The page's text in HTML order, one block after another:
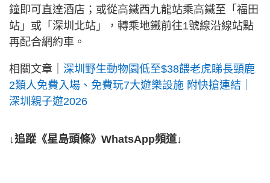
鐘即可直達酒店；或從高鐵西九龍站乘高鐵至「福田
站」或「深圳北站」，轉乘地鐵前往1號線沿線站點
再配合網約車。
相關文章｜ 深圳野生動物園低至$38餵老虎睇長頸鹿
2類人免費入場、免費玩7大遊樂設施 附快搶連結｜
深圳親子遊2026
↓追蹤《星島頭條》WhatsApp頻道↓